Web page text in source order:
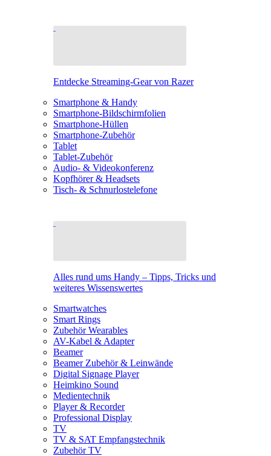
Entdecke Streaming-Gear von Razer
Smartphone & Handy
Smartphone-Bildschirmfolien
Smartphone-Hüllen
Smartphone-Zubehör
Tablet
Tablet-Zubehör
Audio- & Videokonferenz
Kopfhörer & Headsets
Tisch- & Schnurlostelefone
Alles rund ums Handy – Tipps, Tricks und
weiteres Wissenswertes
Smartwatches
Smart Rings
Zubehör Wearables
AV-Kabel & Adapter
Beamer
Beamer Zubehör & Leinwände
Digital Signage Player
Heimkino Sound
Medientechnik
Player & Recorder
Professional Display
TV
TV & SAT Empfangstechnik
Zubehör TV